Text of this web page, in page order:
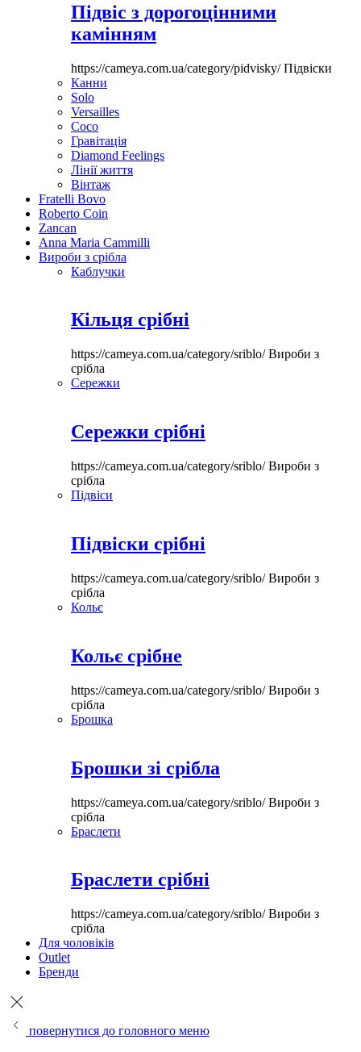
Підвіс з дорогоцінними
камінням
https://cameya.com.ua/category/pidvisky/Підвіски
Канни
Solo
Versailles
Coco
Гравітація
Diamond Feelings
Лінії життя
Вінтаж
Fratelli Bovo
Roberto Coin
Zancan
Anna Maria Cammilli
Вироби з срібла
Каблучки
Кільця срібні
https://cameya.com.ua/category/sriblo/Вироби з
срібла
Сережки
Сережки срібні
https://cameya.com.ua/category/sriblo/Вироби з
срібла
Підвіси
Підвіски срібні
https://cameya.com.ua/category/sriblo/Вироби з
срібла
Кольє
Кольє срібне
https://cameya.com.ua/category/sriblo/Вироби з
срібла
Брошка
Брошки зі срібла
https://cameya.com.ua/category/sriblo/Вироби з
срібла
Браслети
Браслети срібні
https://cameya.com.ua/category/sriblo/Вироби з
срібла
Для чоловіків
Outlet
Бренди
повернутися до головного меню